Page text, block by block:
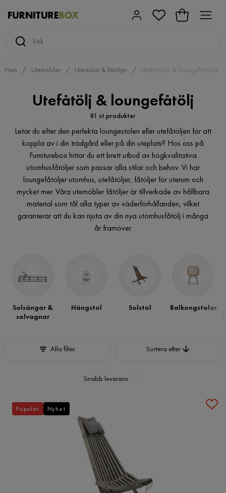
Hem Utemöbler Utestolar & fåtöljer Utefåtöljer & loungefåtöljer
Utefåtölj & loungefåtölj
81 st produkter
Letar du efter den perfekta loungestolen eller utefåtöljen för att
koppla av i din trädgård eller på din uteplats? Hos oss på
Furniturebox hittar du ett brett utbud av högkvalitativa
utomhusfåtöljer som passar alla stilar och behov. Vi har
loungefåtöljer utomhus, utefåtöljer, fåtöljer för uterum och
mycket mer. Våra utemöbler fåtöljer är tillverkade av hållbara
material som tål alla typer av väderförhållanden, vilket
garanterar att du kan njuta av din nya utomhusfåtölj i många
år framöver.
Solsängar &
solvagnar
Hängstol Solstol Balkongstolar
Alla filter Sortera efter
Snabb leverans
Populär Nyhet